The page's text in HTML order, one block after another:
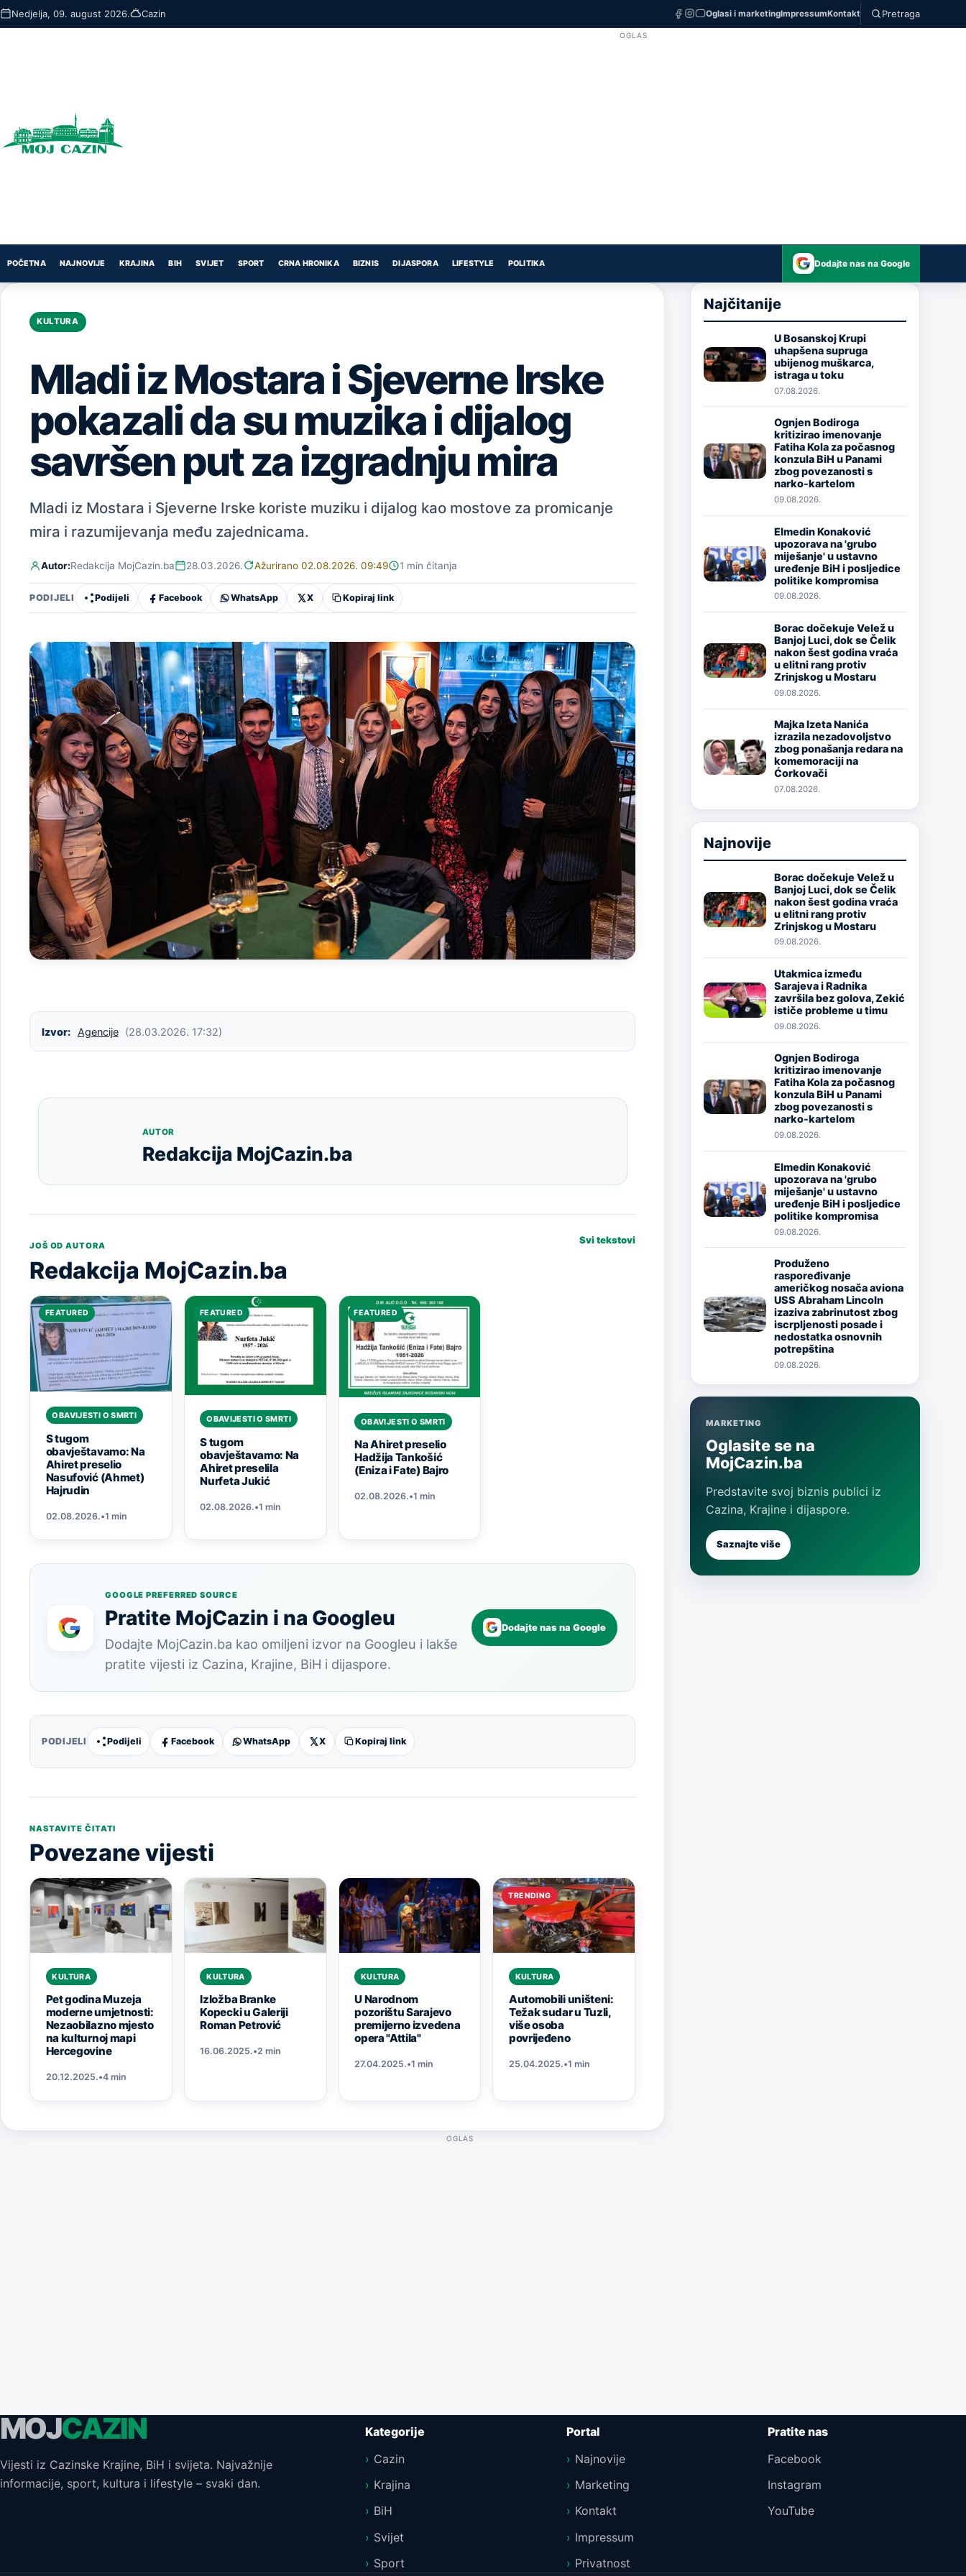
Skip
to
Nedjelja, 09. august 2026. Cazin Oglasi i marketingImpressumKontakt Pretraga
OGLAS
POČETNA NAJNOVIJE KRAJINA BIH SVIJET SPORT CRNA HRONIKA BIZNIS DIJASPORA LIFESTYLE POLITIKA Dodajte nas na Google
KULTURA
Mladi iz Mostara i Sjeverne Irske
pokazali da su muzika i dijalog
savršen put za izgradnju mira
Mladi iz Mostara i Sjeverne Irske koriste muziku i dijalog kao mostove za promicanje
mira i razumijevanja među zajednicama.
Autor:Redakcija MojCazin.ba 28.03.2026. Ažurirano 02.08.2026. 09:49 1 min čitanja
PODIJELI Podijeli Facebook WhatsApp X Kopiraj link
Izvor: Agencije (28.03.2026. 17:32)
AUTOR
Redakcija MojCazin.ba
JOŠ OD AUTORA
Redakcija MojCazin.ba
Svi tekstovi
FEATURED
OBAVIJESTI O SMRTI
S tugom
obavještavamo: Na
Ahiret preselio
Nasufović (Ahmet)
Hajrudin
02.08.2026.•1 min
FEATURED
OBAVIJESTI O SMRTI
S tugom
obavještavamo: Na
Ahiret preselila
Nurfeta Jukić
02.08.2026.•1 min
FEATURED
OBAVIJESTI O SMRTI
Na Ahiret preselio
Hadžija Tankošić
(Eniza i Fate) Bajro
02.08.2026.•1 min
GOOGLE PREFERRED SOURCE
Pratite MojCazin i na Googleu
Dodajte MojCazin.ba kao omiljeni izvor na Googleu i lakše
pratite vijesti iz Cazina, Krajine, BiH i dijaspore.
Dodajte nas na Google
PODIJELI Podijeli Facebook WhatsApp X Kopiraj link
NASTAVITE ČITATI
Povezane vijesti
KULTURA
Pet godina Muzeja
moderne umjetnosti:
Nezaobilazno mjesto
na kulturnoj mapi
Hercegovine
20.12.2025.•4 min
KULTURA
Izložba Branke
Kopecki u Galeriji
Roman Petrović
16.06.2025.•2 min
KULTURA
U Narodnom
pozorištu Sarajevo
premijerno izvedena
opera "Attila"
27.04.2025.•1 min
TRENDING
KULTURA
Automobili uništeni:
Težak sudar u Tuzli,
više osoba
povrijeđeno
25.04.2025.•1 min
Najčitanije
Image
U Bosanskoj Krupi
uhapšena supruga
ubijenog muškarca,
istraga u toku
07.08.2026.
Image
Ognjen Bodiroga
kritizirao imenovanje
Fatiha Kola za počasnog
konzula BiH u Panami
zbog povezanosti s
narko-kartelom
09.08.2026.
Image
Elmedin Konaković
upozorava na 'grubo
miješanje' u ustavno
uređenje BiH i posljedice
politike kompromisa
09.08.2026.
Image
Borac dočekuje Velež u
Banjoj Luci, dok se Čelik
nakon šest godina vraća
u elitni rang protiv
Zrinjskog u Mostaru
09.08.2026.
Image
Majka Izeta Nanića
izrazila nezadovoljstvo
zbog ponašanja redara na
komemoraciji na
Ćorkovači
07.08.2026.
Najnovije
Image
Borac dočekuje Velež u
Banjoj Luci, dok se Čelik
nakon šest godina vraća
u elitni rang protiv
Zrinjskog u Mostaru
09.08.2026.
Image
Utakmica između
Sarajeva i Radnika
završila bez golova, Zekić
ističe probleme u timu
09.08.2026.
Image
Ognjen Bodiroga
kritizirao imenovanje
Fatiha Kola za počasnog
konzula BiH u Panami
zbog povezanosti s
narko-kartelom
09.08.2026.
Image
Elmedin Konaković
upozorava na 'grubo
miješanje' u ustavno
uređenje BiH i posljedice
politike kompromisa
09.08.2026.
Image
Produženo
raspoređivanje
američkog nosača aviona
USS Abraham Lincoln
izaziva zabrinutost zbog
iscrpljenosti posade i
nedostatka osnovnih
potrepština
09.08.2026.
MARKETING
Oglasite se na
MojCazin.ba
Predstavite svoj biznis publici iz
Cazina, Krajine i dijaspore.
Saznajte više
OGLAS
MOJCAZIN
Vijesti iz Cazinske Krajine, BiH i svijeta. Najvažnije
informacije, sport, kultura i lifestyle – svaki dan.
Kategorije
Cazin
Krajina
BiH
Svijet
Sport
Portal
Najnovije
Marketing
Kontakt
Impressum
Privatnost
Pratite nas
Facebook
Instagram
YouTube